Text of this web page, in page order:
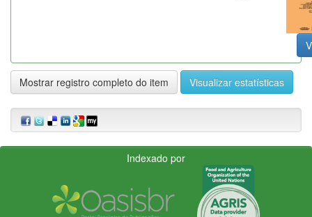
Mostrar registro completo do item Visualizar estatísticas
Indexado por